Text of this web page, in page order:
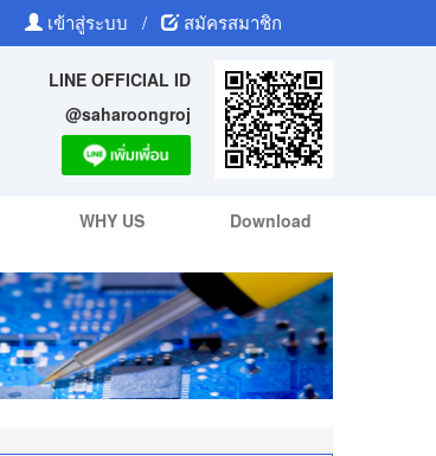
เข้าสู่ระบบ / สมัครสมาชิก
LINE OFFICIAL ID
@saharoongroj
WHY US Download